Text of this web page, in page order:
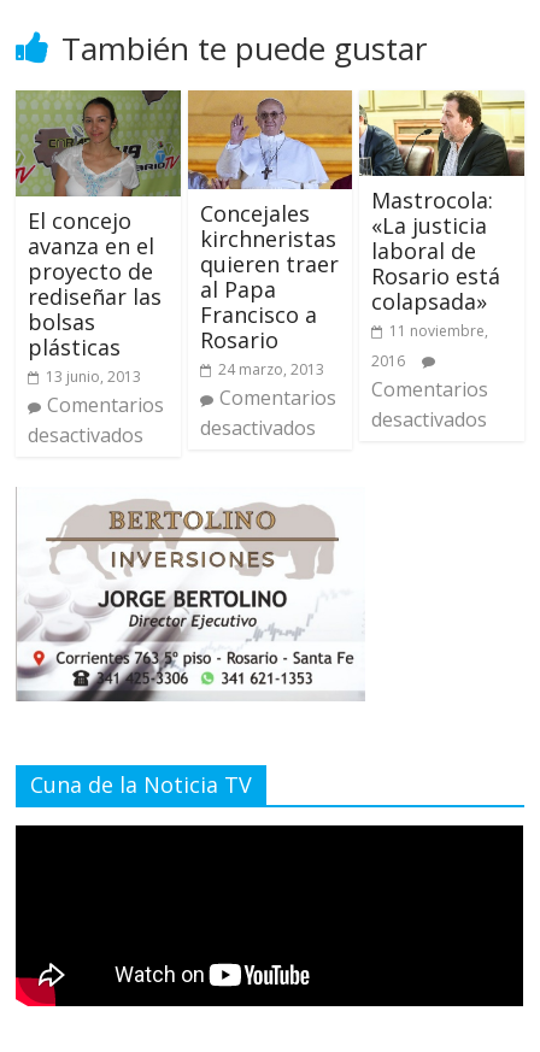
También te puede gustar
El concejo
avanza en el
proyecto de
rediseñar las
bolsas
plásticas
13 junio, 2013
Comentarios
desactivados
Concejales
kirchneristas
quieren traer
al Papa
Francisco a
Rosario
24 marzo, 2013
Comentarios
desactivados
Mastrocola:
«La justicia
laboral de
Rosario está
colapsada»
11 noviembre,
2016
Comentarios
desactivados
Cuna de la Noticia TV